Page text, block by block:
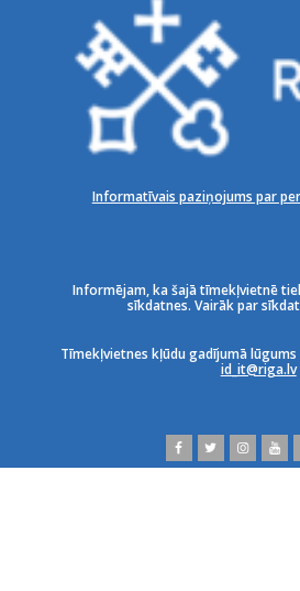
Informatīvais paziņojums par
Informējam, ka šajā tīmekļvietnē
sīkdatnes. Vairāk par
Tīmekļvietnes kļūdu gadījumā
id_it@riga.lv